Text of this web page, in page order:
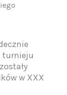
turnieju
w XXX